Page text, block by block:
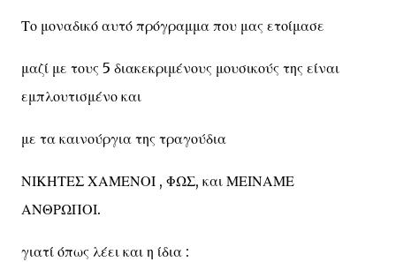
Το μοναδικό αυτό πρόγραμμα που μας ετοίμασε
μαζί με τους 5 διακεκριμένους μουσικούς της είναι
εμπλουτισμένο και
με τα καινούργια της τραγούδια
ΝΙΚΗΤΕΣ ΧΑΜΕΝΟΙ , ΦΩΣ, και ΜΕΙΝΑΜΕ
ΑΝΘΡΩΠΟΙ.
γιατί όπως λέει και η ίδια :